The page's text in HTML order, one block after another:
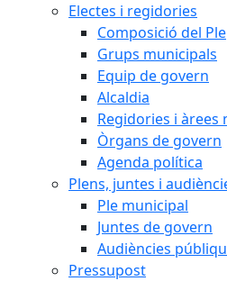
Electes i regidories
Composició del Ple
Grups municipals
Equip de govern
Alcaldia
Regidories i àrees
Òrgans de govern
Agenda política
Plens, juntes i
Ple municipal
Juntes de govern
Audiències
Pressupost